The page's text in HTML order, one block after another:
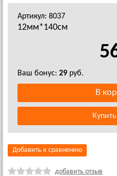
Артикул: 8037
12мм*140см
Ваш бонус: 29 руб.
Добавить к сравнению
добавить отзыв